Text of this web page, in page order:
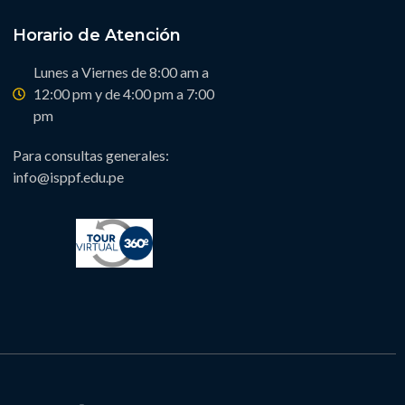
Horario de Atención
Lunes a Viernes de 8:00 am a
12:00 pm y de 4:00 pm a 7:00
pm
Para consultas generales:
info@isppf.edu.pe